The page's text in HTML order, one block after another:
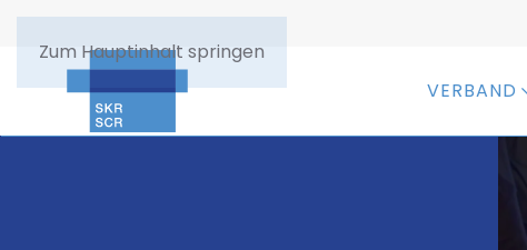
Zum Hauptinhalt springen
VERBAND